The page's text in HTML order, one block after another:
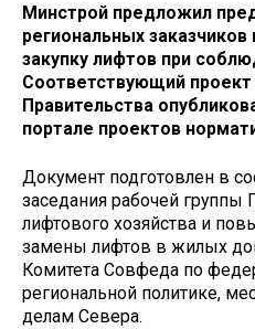
Минстрой предложил
региональных
закупку лифтов при
Соответствующий проект
Правительства
портале проектов
Документ подготовлен в
заседания рабочей
лифтового хозяйства и
замены лифтов в жилых
Комитета Совфеда по
региональной политике,
делам Севера.